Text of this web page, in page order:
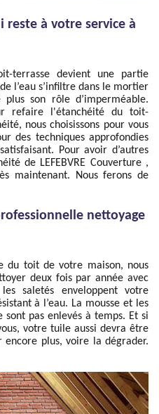
reste à votre service à
terrasse devient une partie
l’eau s’infiltre dans le mortier
son rôle d’imperméable.
refaire l'étanchéité du toit-
nous choisissons pour vous
des techniques approfondies
Pour avoir d’autres
de LEFEBVRE Couverture ,
maintenant. Nous ferons de
nettoyage
du toit de votre maison, nous
deux fois par année avec
saletés enveloppent votre
à l’eau. La mousse et les
sont pas enlevés à temps. Et si
votre tuile aussi devra être
plus, voire la dégrader.